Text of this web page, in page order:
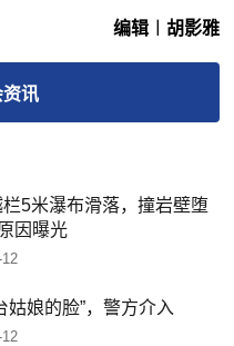
编辑︱胡影雅
资讯
5米瀑布滑落，撞岩壁堕
因曝光
姑娘的脸”，警方介入